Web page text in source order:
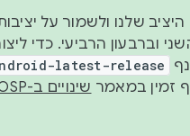
הפיתוח היציב שלנו ולשמור
latest-release
שינויים ב-AOSP